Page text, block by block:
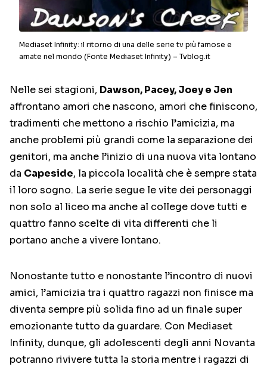
Mediaset Infinity: il ritorno di una delle serie tv più famose e
amate nel mondo (Fonte Mediaset Infinity) – Tvblog.it
Nelle sei stagioni, Dawson, Pacey, Joey e Jen
affrontano amori che nascono, amori che finiscono,
tradimenti che mettono a rischio l’amicizia, ma
anche problemi più grandi come la separazione dei
genitori, ma anche l’inizio di una nuova vita lontano
da Capeside, la piccola località che è sempre stata
il loro sogno. La serie segue le vite dei personaggi
non solo al liceo ma anche al college dove tutti e
quattro fanno scelte di vita differenti che li
portano anche a vivere lontano.
Nonostante tutto e nonostante l’incontro di nuovi
amici, l’amicizia tra i quattro ragazzi non finisce ma
diventa sempre più solida fino ad un finale super
emozionante tutto da guardare. Con Mediaset
Infinity, dunque, gli adolescenti degli anni Novanta
potranno rivivere tutta la storia mentre i ragazzi di